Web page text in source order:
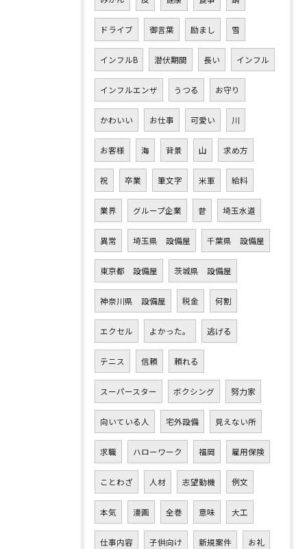
ドライブ 御言葉 励まし 雪
インフルB 潜伏期間 長い インフル
インフルエンザ うつる お守り
かわいい お仕事 可愛い 川
お客様 海 背景 山 求め方
祝 卒業 筆文字 米軍 給料
業界 グループ企業 昔 埼玉水道
異常 埼玉県 設備屋 千葉県 設備屋
東京都 設備屋 茨城県 設備屋
神奈川県 設備屋 税金 何割
エクセル よかった。 逃げる
テニス 信頼 頼れる
スーパースター ボクシング 努力家
向いている人 宅外設備 見えない所
求職 ハローワーク 福岡 雇用保険
ことわざ 人材 志望動機 例文
本気 漫画 全巻 意味 大工
仕事内容 子供向け 新規案件 お礼